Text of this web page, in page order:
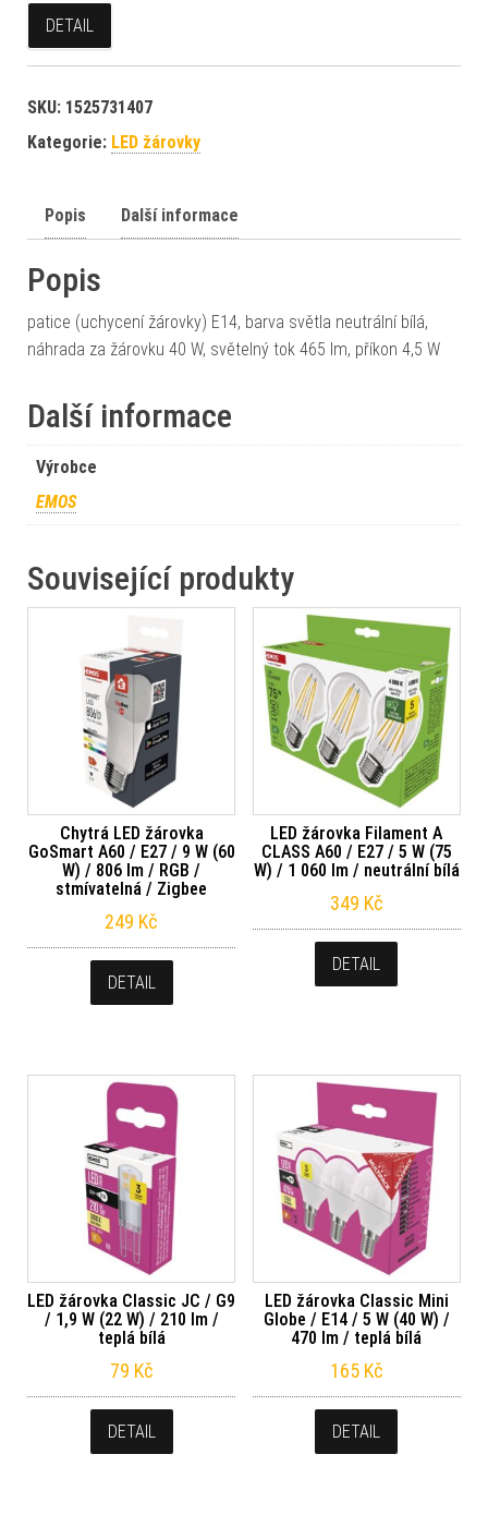
DETAIL
SKU: 1525731407
Kategorie: LED žárovky
Popis Další informace
Popis
patice (uchycení žárovky) E14, barva světla neutrální bílá,
náhrada za žárovku 40 W, světelný tok 465 lm, příkon 4,5 W
Další informace
Výrobce
EMOS
Související produkty
Chytrá LED žárovka
GoSmart A60 / E27 / 9 W (60
W) / 806 lm / RGB /
stmívatelná / Zigbee
249 Kč
DETAIL
LED žárovka Filament A
CLASS A60 / E27 / 5 W (75
W) / 1 060 lm / neutrální bílá
349 Kč
DETAIL
LED žárovka Classic JC / G9
/ 1,9 W (22 W) / 210 lm /
teplá bílá
79 Kč
DETAIL
LED žárovka Classic Mini
Globe / E14 / 5 W (40 W) /
470 lm / teplá bílá
165 Kč
DETAIL